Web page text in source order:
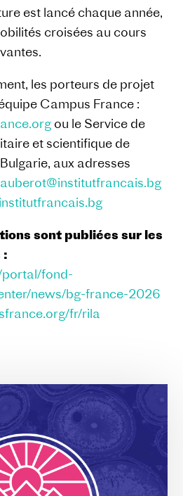
est lancé chaque année,
croisées au cours
les porteurs de projet
Campus France :
ou le Service de
et scientifique de
aux adresses
sont publiées sur les
:
fond-
news/bg-france-2026
fr/rila